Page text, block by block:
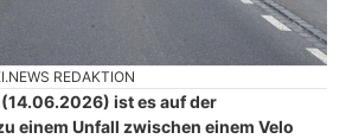
REDAKTION
ist es auf der
einem Unfall zwischen einem Velo